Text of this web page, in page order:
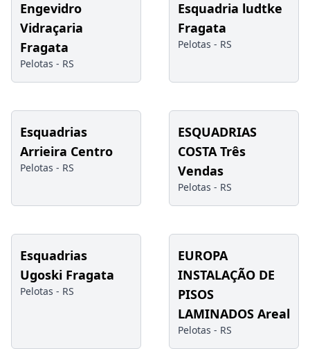
Engevidro
Vidraçaria
Fragata
Pelotas - RS
Esquadria ludtke
Fragata
Pelotas - RS
Esquadrias
Arrieira Centro
Pelotas - RS
ESQUADRIAS
COSTA Três
Vendas
Pelotas - RS
Esquadrias
Ugoski Fragata
Pelotas - RS
EUROPA
INSTALAÇÃO DE
PISOS
LAMINADOS Areal
Pelotas - RS